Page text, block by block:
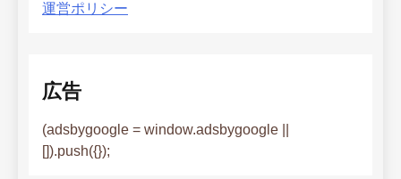
運営ポリシー
広告
(adsbygoogle = window.adsbygoogle ||
[]).push({});